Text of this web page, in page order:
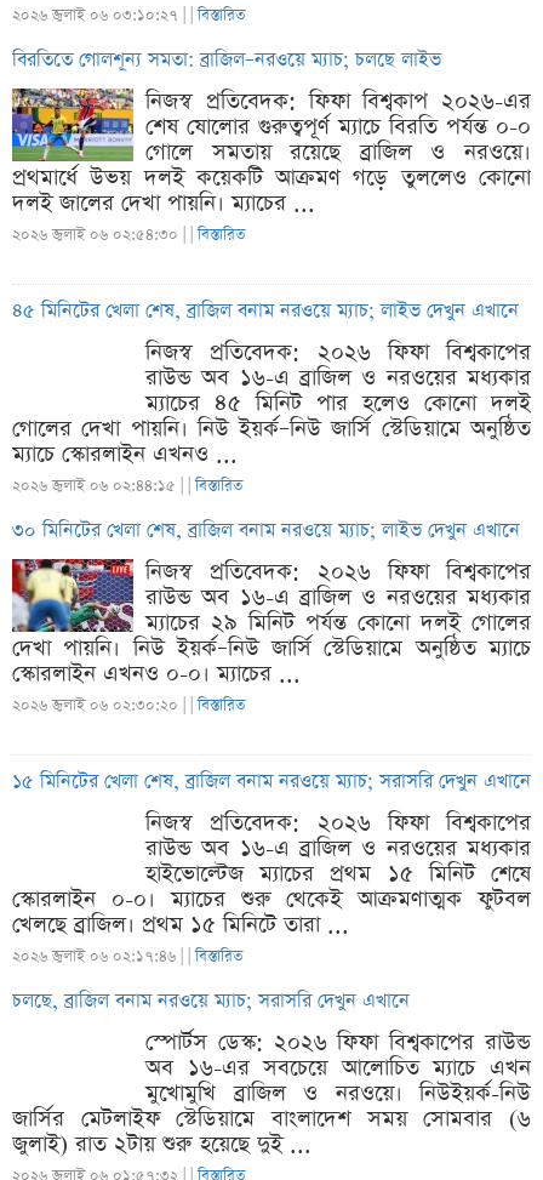
২০২৬ জুলাই ০৬ ০৩:১০:২৭ | |বিস্তারিত
বিরতিতে গোলশূন্য সমতা: ব্রাজিল–নরওয়ে ম্যাচ; চলছে লাইভ
নিজস্ব প্রতিবেদক: ফিফা বিশ্বকাপ ২০২৬-এর
শেষ ষোলোর গুরুত্বপূর্ণ ম্যাচে বিরতি পর্যন্ত ০-০
গোলে সমতায় রয়েছে ব্রাজিল ও নরওয়ে।
প্রথমার্ধে উভয় দলই কয়েকটি আক্রমণ গড়ে তুললেও কোনো
দলই জালের দেখা পায়নি। ম্যাচের ...
২০২৬ জুলাই ০৬ ০২:৫৪:৩০ | |বিস্তারিত
৪৫ মিনিটের খেলা শেষ, ব্রাজিল বনাম নরওয়ে ম্যাচ; লাইভ দেখুন এখানে
নিজস্ব প্রতিবেদক: ২০২৬ ফিফা বিশ্বকাপের
রাউন্ড অব ১৬-এ ব্রাজিল ও নরওয়ের মধ্যকার
ম্যাচের ৪৫ মিনিট পার হলেও কোনো দলই
গোলের দেখা পায়নি। নিউ ইয়র্ক–নিউ জার্সি স্টেডিয়ামে অনুষ্ঠিত
ম্যাচে স্কোরলাইন এখনও ...
২০২৬ জুলাই ০৬ ০২:৪৪:১৫ | |বিস্তারিত
৩০ মিনিটের খেলা শেষ, ব্রাজিল বনাম নরওয়ে ম্যাচ; লাইভ দেখুন এখানে
নিজস্ব প্রতিবেদক: ২০২৬ ফিফা বিশ্বকাপের
রাউন্ড অব ১৬-এ ব্রাজিল ও নরওয়ের মধ্যকার
ম্যাচের ২৯ মিনিট পর্যন্ত কোনো দলই গোলের
দেখা পায়নি। নিউ ইয়র্ক–নিউ জার্সি স্টেডিয়ামে অনুষ্ঠিত ম্যাচে
স্কোরলাইন এখনও ০-০। ম্যাচের ...
২০২৬ জুলাই ০৬ ০২:৩০:২০ | |বিস্তারিত
১৫ মিনিটের খেলা শেষ, ব্রাজিল বনাম নরওয়ে ম্যাচ; সরাসরি দেখুন এখানে
নিজস্ব প্রতিবেদক: ২০২৬ ফিফা বিশ্বকাপের
রাউন্ড অব ১৬-এ ব্রাজিল ও নরওয়ের মধ্যকার
হাইভোল্টেজ ম্যাচের প্রথম ১৫ মিনিট শেষে
স্কোরলাইন ০-০। ম্যাচের শুরু থেকেই আক্রমণাত্মক ফুটবল
খেলছে ব্রাজিল। প্রথম ১৫ মিনিটে তারা ...
২০২৬ জুলাই ০৬ ০২:১৭:৪৬ | |বিস্তারিত
চলছে, ব্রাজিল বনাম নরওয়ে ম্যাচ; সরাসরি দেখুন এখানে
স্পোর্টস ডেস্ক: ২০২৬ ফিফা বিশ্বকাপের রাউন্ড
অব ১৬-এর সবচেয়ে আলোচিত ম্যাচে এখন
মুখোমুখি ব্রাজিল ও নরওয়ে। নিউইয়র্ক-নিউ
জার্সির মেটলাইফ স্টেডিয়ামে বাংলাদেশ সময় সোমবার (৬
জুলাই) রাত ২টায় শুরু হয়েছে দুই ...
২০২৬ জুলাই ০৬ ০১:৫৭:৩২ | |বিস্তারিত